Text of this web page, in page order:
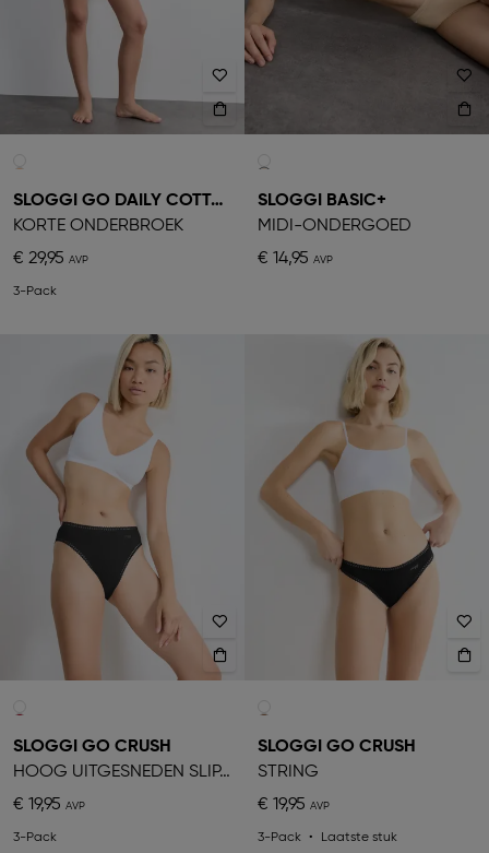
SLOGGI GO DAILY COTTON
KORTE ONDERBROEK
€ 29,95
3-Pack
SLOGGI BASIC+
MIDI-ONDERGOED
€ 14,95
SLOGGI GO CRUSH
HOOG UITGESNEDEN SLIPJE
€ 19,95
3-Pack
SLOGGI GO CRUSH
STRING
€ 19,95
3-Pack Laatste stuk